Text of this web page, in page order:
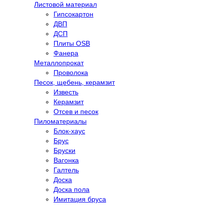
Листовой материал
Гипсокартон
ДВП
ДСП
Плиты OSB
Фанера
Металлопрокат
Проволока
Песок, щебень, керамзит
Известь
Керамзит
Отсев и песок
Пиломатериалы
Блок-хаус
Брус
Бруски
Вагонка
Галтель
Доска
Доска пола
Имитация бруса